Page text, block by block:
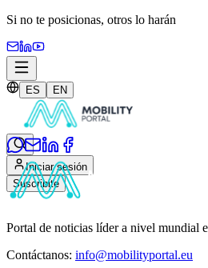
Si no te posicionas, otros lo harán
ES EN
Iniciar sesión
Suscribite
Portal de noticias líder a nivel mundial
Contáctanos: info@mobilityportal.eu